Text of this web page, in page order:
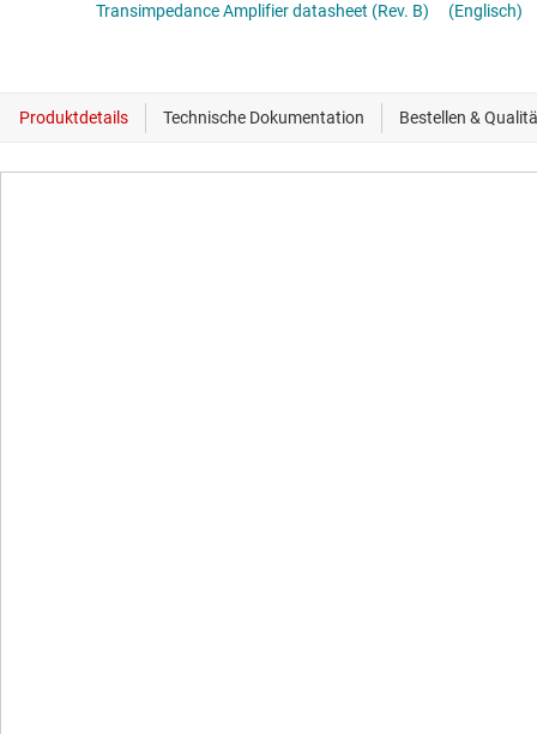
Transimpedance Amplifier datasheet (Rev. B)
(Englisch)